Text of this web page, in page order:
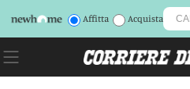
Affitta Acquista